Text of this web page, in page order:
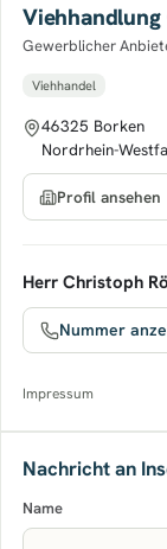
Gewerblicher
Viehhandel
46325 Borken
Nordrhein-
Profil ansehen
Herr Christoph
Nummer
Impressum
Nachricht an
Name